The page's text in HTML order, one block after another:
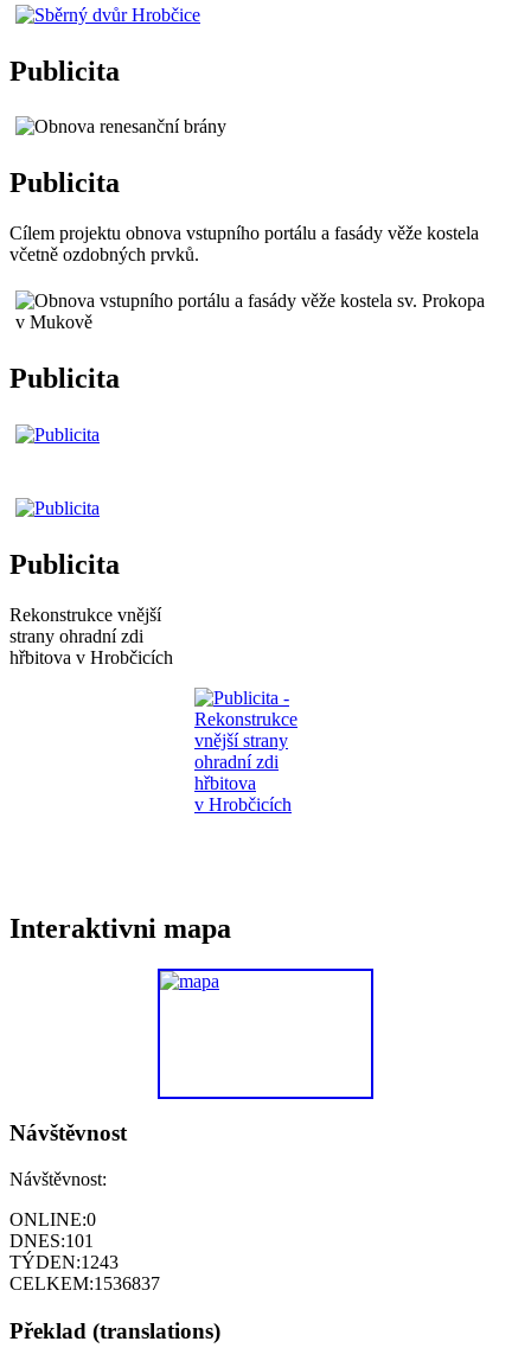
Publicita
Publicita
Cílem projektu obnova vstupního portálu a fasády věže kostela
včetně ozdobných prvků.
Publicita
Publicita
Rekonstrukce vnější
strany ohradní zdi
hřbitova v Hrobčicích
Interaktivni mapa
Návštěvnost
Návštěvnost:
ONLINE:0
DNES:101
TÝDEN:1243
CELKEM:1536837
Překlad (translations)